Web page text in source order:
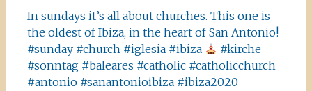
In sundays it’s all about churches. This one is
the oldest of Ibiza, in the heart of San Antonio!
#sunday #church #iglesia #ibiza
#kirche
#sonntag #baleares #catholic #catholicchurch
#antonio #sanantonioibiza #ibiza2020